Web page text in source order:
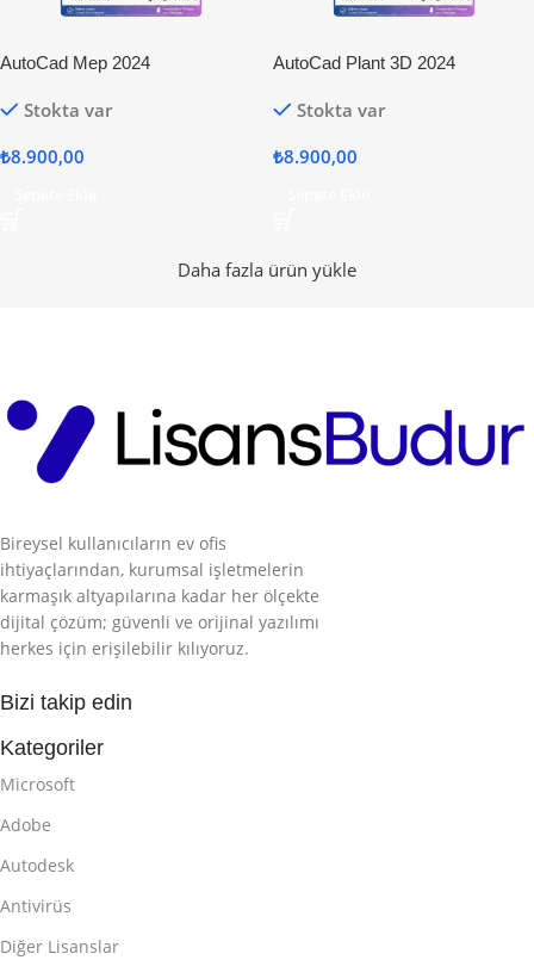
AutoCad Mep 2024
Stokta var
₺8.900,00
AutoCad Plant 3D 2024
Stokta var
₺8.900,00
Daha fazla ürün yükle
Bireysel kullanıcıların ev ofis
ihtiyaçlarından, kurumsal işletmelerin
karmaşık altyapılarına kadar her ölçekte
dijital çözüm; güvenli ve orijinal yazılımı
herkes için erişilebilir kılıyoruz.
Bizi takip edin
Kategoriler
Microsoft
Adobe
Autodesk
Antivirüs
Diğer Lisanslar